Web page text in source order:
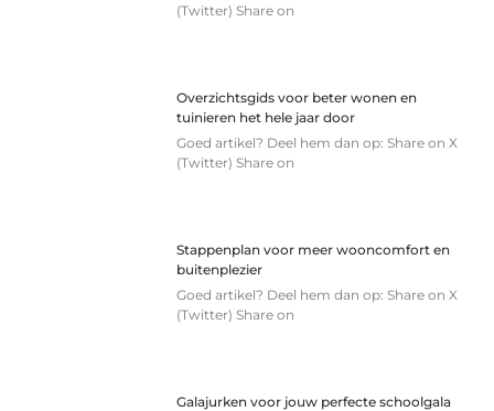
(Twitter) Share on
Overzichtsgids voor beter wonen en
tuinieren het hele jaar door
Goed artikel? Deel hem dan op: Share on X
(Twitter) Share on
Stappenplan voor meer wooncomfort en
buitenplezier
Goed artikel? Deel hem dan op: Share on X
(Twitter) Share on
Galajurken voor jouw perfecte schoolgala